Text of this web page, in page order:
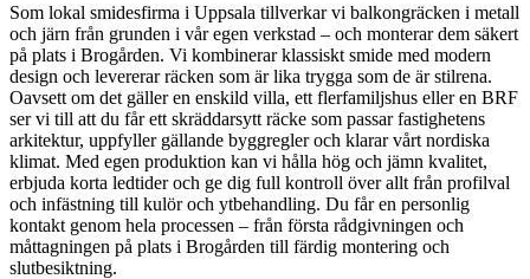
Som lokal smidesfirma i Uppsala tillverkar vi balkongräcken i metall
och järn från grunden i vår egen verkstad – och monterar dem säkert
på plats i Brogården. Vi kombinerar klassiskt smide med modern
design och levererar räcken som är lika trygga som de är stilrena.
Oavsett om det gäller en enskild villa, ett flerfamiljshus eller en BRF
ser vi till att du får ett skräddarsytt räcke som passar fastighetens
arkitektur, uppfyller gällande byggregler och klarar vårt nordiska
klimat. Med egen produktion kan vi hålla hög och jämn kvalitet,
erbjuda korta ledtider och ge dig full kontroll över allt från profilval
och infästning till kulör och ytbehandling. Du får en personlig
kontakt genom hela processen – från första rådgivningen och
måttagningen på plats i Brogården till färdig montering och
slutbesiktning.